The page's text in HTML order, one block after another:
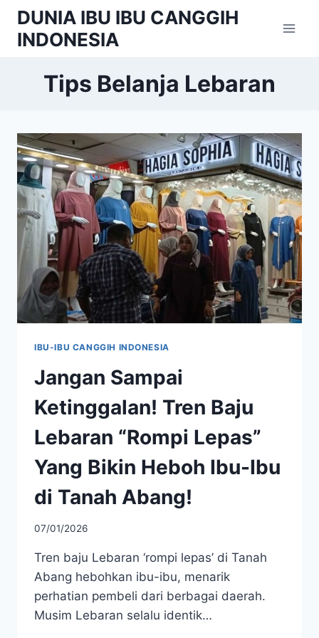
Skip
content
DUNIA IBU IBU CANGGIH
INDONESIA
Tips Belanja Lebaran
IBU-IBU CANGGIH INDONESIA
Jangan Sampai
Ketinggalan! Tren Baju
Lebaran “Rompi Lepas”
Yang Bikin Heboh Ibu-Ibu
di Tanah Abang!
07/01/2026
Tren baju Lebaran ‘rompi lepas’ di Tanah
Abang hebohkan ibu-ibu, menarik
perhatian pembeli dari berbagai daerah.
Musim Lebaran selalu identik…